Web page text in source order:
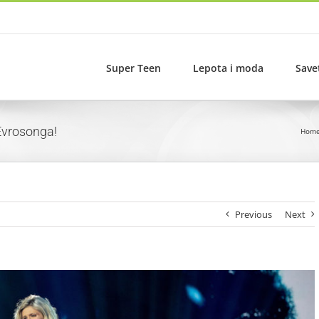
Super Teen Lepota i moda
Previous Next